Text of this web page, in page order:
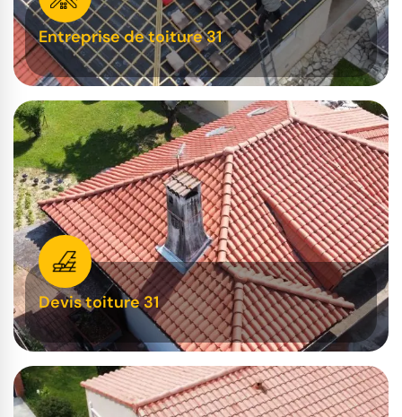
Entreprise de toiture 31
Devis toiture 31